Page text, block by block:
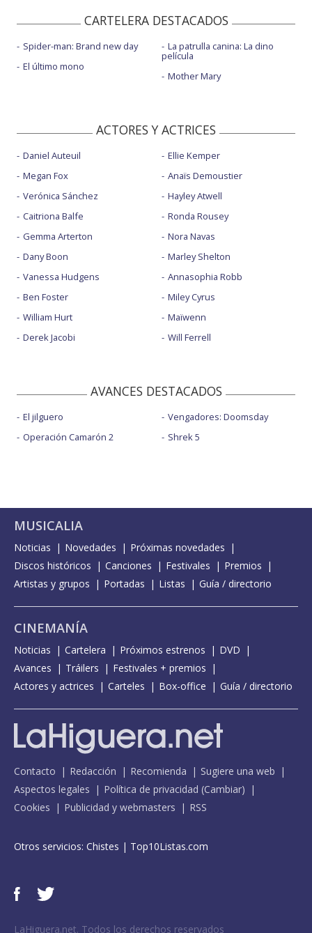
CARTELERA DESTACADOS
Spider-man: Brand new day
El último mono
La patrulla canina: La dino
película
Mother Mary
ACTORES Y ACTRICES
Daniel Auteuil
Megan Fox
Verónica Sánchez
Caitriona Balfe
Gemma Arterton
Dany Boon
Vanessa Hudgens
Ben Foster
William Hurt
Derek Jacobi
Ellie Kemper
Anaïs Demoustier
Hayley Atwell
Ronda Rousey
Nora Navas
Marley Shelton
Annasophia Robb
Miley Cyrus
Maïwenn
Will Ferrell
AVANCES DESTACADOS
El jilguero
Operación Camarón 2
Vengadores: Doomsday
Shrek 5
MUSICALIA
Noticias Novedades
Próximas novedades
Discos históricos
Canciones Festivales
Premios
Artistas y grupos
Portadas Listas Guía / directorio
CINEMANÍA
Noticias Cartelera Próximos estrenos
DVD
Avances
Tráilers
Festivales + premios
Actores y actrices
Carteles Box-office Guía / directorio
Contacto Redacción Recomienda
Sugiere una web
Aspectos legales
Política de privacidad (Cambiar)
Cookies
Publicidad y webmasters RSS
Otros servicios: Chistes | Top10Listas.com
LaHiguera.net. Todos los derechos reservados